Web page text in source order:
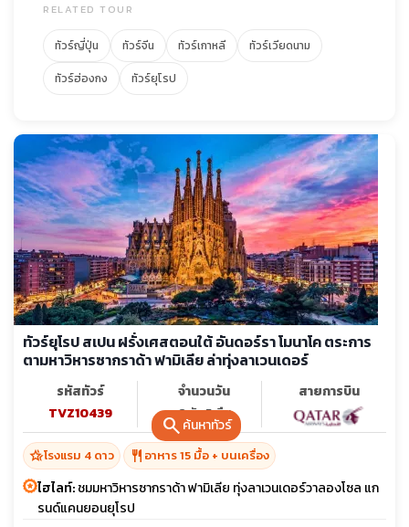
searchค้นหาทัวร์
RELATED TOUR
ทัวร์ญี่ปุ่น ทัวร์จีน ทัวร์เกาหลี
ทัวร์เวียดนาม
ทัวร์ฮ่องกง
ทัวร์ยุโรป
ทัวร์ยุโรป สเปน ฝรั่งเศสตอนใต้ อันดอร์รา โมนาโค ตระการ
ตามหาวิหารซากราด้า ฟามิเลีย ล่าทุ่งลาเวนเดอร์
รหัสทัวร์
TVZ10439
จำนวนวัน
8 วัน 5 คืน
สายการบิน
hotel_classโรงแรม 4 ดาว restaurant อาหาร 15 มื้อ + บนเครื่อง
ไฮไลท์:ชมมหาวิหารซากราด้า ฟามิเลีย ทุ่งลาเวนเดอร์วาลองโซล แก
รนด์แคนยอนยุโรป